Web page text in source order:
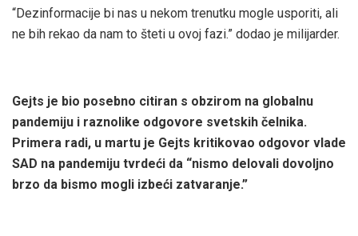
“Dezinformacije bi nas u nekom trenutku mogle usporiti, ali
ne bih rekao da nam to šteti u ovoj fazi.” dodao je milijarder.
Gejts je bio posebno citiran s obzirom na globalnu
pandemiju i raznolike odgovore svetskih čelnika.
Primera radi, u martu je Gejts kritikovao odgovor vlade
SAD na pandemiju tvrdeći da “nismo delovali dovoljno
brzo da bismo mogli izbeći zatvaranje.”